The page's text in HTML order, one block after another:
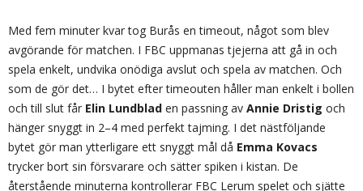
Med fem minuter kvar tog Burås en timeout, något som blev
avgörande för matchen. I FBC uppmanas tjejerna att gå in och
spela enkelt, undvika onödiga avslut och spela av matchen. Och
som de gör det… I bytet efter timeouten håller man enkelt i bollen
och till slut får Elin Lundblad en passning av Annie Dristig och
hänger snyggt in 2–4 med perfekt tajming. I det nästföljande
bytet gör man ytterligare ett snyggt mål då Emma Kovacs
trycker bort sin försvarare och sätter spiken i kistan. De
återstående minuterna kontrollerar FBC Lerum spelet och sjätte